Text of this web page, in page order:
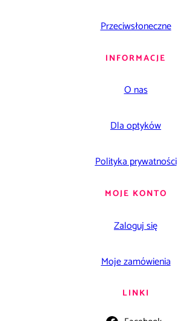
Przeciwsłoneczne
INFORMACJE
O nas
Dla optyków
Polityka prywatności
MOJE KONTO
Zaloguj się
Moje zamówienia
LINKI